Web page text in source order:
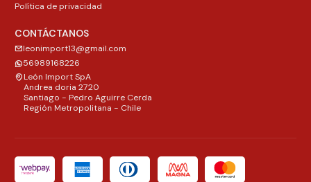
Política de privacidad
CONTÁCTANOS
leonimport13@gmail.com
56989168226
León Import SpA
Andrea doria 2720
Santiago - Pedro Aguirre Cerda
Región Metropolitana - Chile